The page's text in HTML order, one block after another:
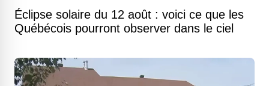
Éclipse solaire du 12 août : voici ce que les
Québécois pourront observer dans le ciel